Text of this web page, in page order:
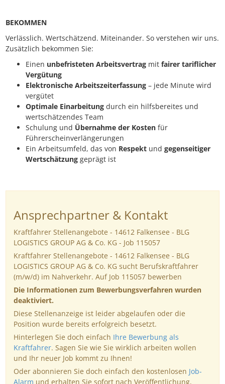
BEKOMMEN
Verlässlich. Wertschätzend. Miteinander. So verstehen wir uns.
Zusätzlich bekommen Sie:
Einen unbefristeten Arbeitsvertrag mit fairer tariflicher
Vergütung
Elektronische Arbeitszeiterfassung – jede Minute wird
vergütet
Optimale Einarbeitung durch ein hilfsbereites und
wertschätzendes Team
Schulung und Übernahme der Kosten für
Führerscheinverlängerungen
Ein Arbeitsumfeld, das von Respekt und gegenseitiger
Wertschätzung geprägt ist
Ansprechpartner & Kontakt
Kraftfahrer Stellenangebote - 14612 Falkensee - BLG
LOGISTICS GROUP AG & Co. KG - Job 115057
Kraftfahrer Stellenangebote - 14612 Falkensee - BLG
LOGISTICS GROUP AG & Co. KG sucht Berufskraftfahrer
(m/w/d) im Nahverkehr. Auf Job 115057 bewerben
Die Informationen zum Bewerbungsverfahren wurden
deaktiviert.
Diese Stellenanzeige ist leider abgelaufen oder die
Position wurde bereits erfolgreich besetzt.
Hinterlegen Sie doch einfach Ihre Bewerbung als
Kraftfahrer. Sagen Sie wie Sie wirklich arbeiten wollen
und Ihr neuer Job kommt zu Ihnen!
Oder abonnieren Sie doch einfach den kostenlosen Job-
Alarm und erhalten Sie sofort nach Veröffentlichung,